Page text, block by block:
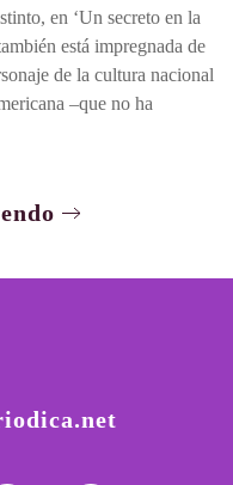
en ‘Un secreto en la
está impregnada de
de la cultura nacional
–que no ha